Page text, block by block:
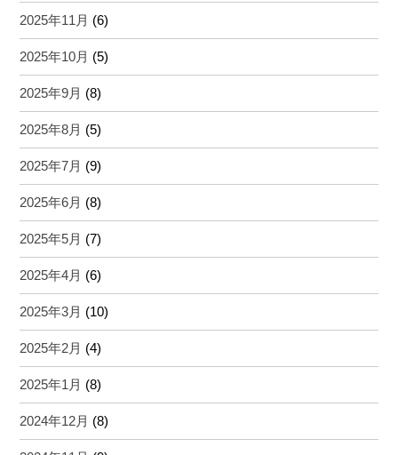
2025年11月 (6)
2025年10月 (5)
2025年9月 (8)
2025年8月 (5)
2025年7月 (9)
2025年6月 (8)
2025年5月 (7)
2025年4月 (6)
2025年3月 (10)
2025年2月 (4)
2025年1月 (8)
2024年12月 (8)